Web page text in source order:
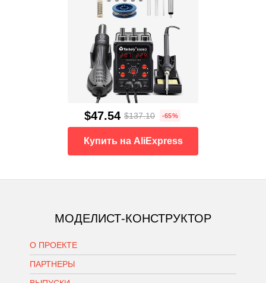
$47.54 $137.10 -65%
Купить на AliExpress
МОДЕЛИСТ-КОНСТРУКТОР
О ПРОЕКТЕ
ПАРТНЕРЫ